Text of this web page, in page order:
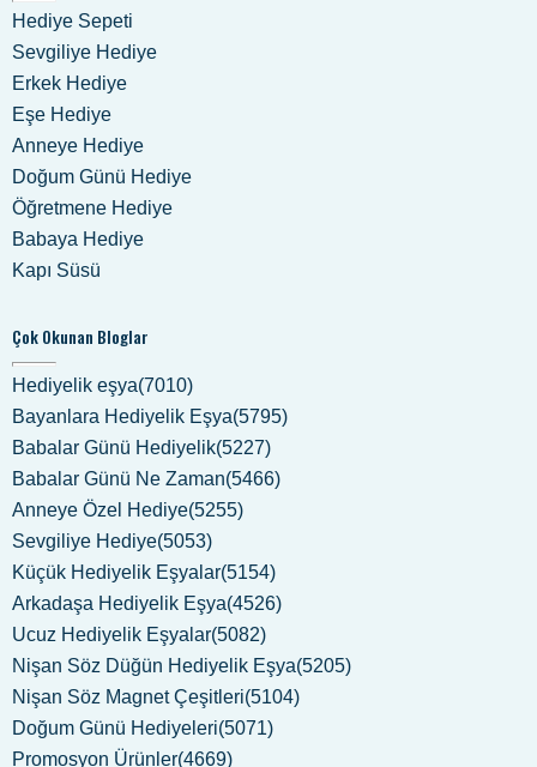
Hediye Sepeti
Sevgiliye Hediye
Erkek Hediye
Eşe Hediye
Anneye Hediye
Doğum Günü Hediye
Öğretmene Hediye
Babaya Hediye
Kapı Süsü
Çok Okunan Bloglar
Hediyelik eşya(7010)
Bayanlara Hediyelik Eşya(5795)
Babalar Günü Hediyelik(5227)
Babalar Günü Ne Zaman(5466)
Anneye Özel Hediye(5255)
Sevgiliye Hediye(5053)
Küçük Hediyelik Eşyalar(5154)
Arkadaşa Hediyelik Eşya(4526)
Ucuz Hediyelik Eşyalar(5082)
Nişan Söz Düğün Hediyelik Eşya(5205)
Nişan Söz Magnet Çeşitleri(5104)
Doğum Günü Hediyeleri(5071)
Promosyon Ürünler(4669)